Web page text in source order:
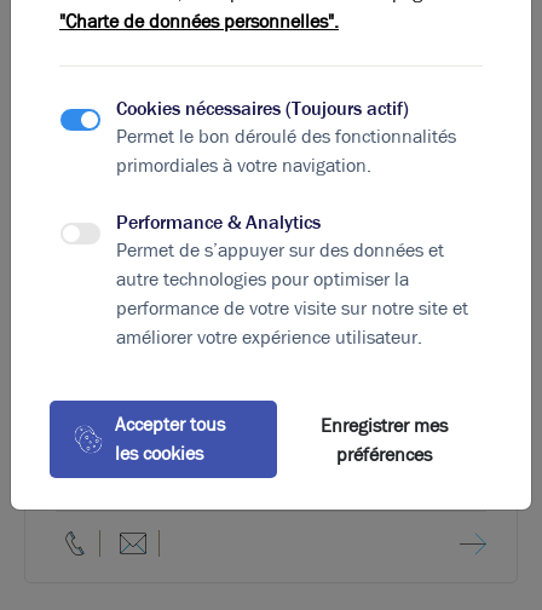
Photos (3)
3 000 m²non divisibles
-
"Charte de données personnelles".
Cookies nécessaires (Toujours actif)
Permet le bon déroulé des fonctionnalités
primordiales à votre navigation.
Performance & Analytics
Permet de s’appuyer sur des données et
autre technologies pour optimiser la
performance de votre visite sur notre site et
améliorer votre expérience utilisateur.
Accepter tous
les cookies
Enregistrer mes
préférences